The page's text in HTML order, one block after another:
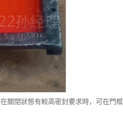
關閉狀態有較高密封要求時，可在門框